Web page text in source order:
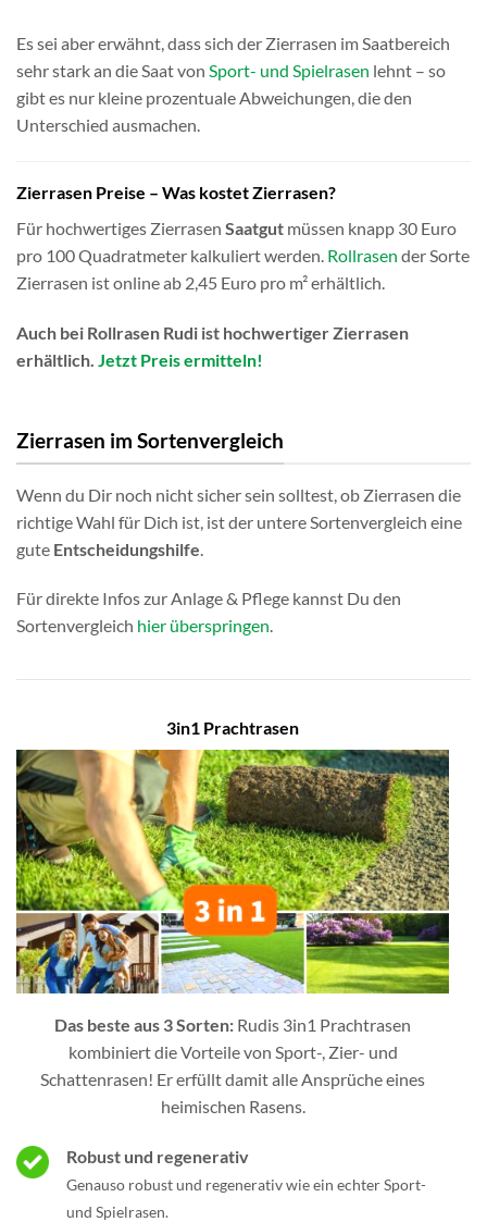
Es sei aber erwähnt, dass sich der Zierrasen im Saatbereich
sehr stark an die Saat von Sport- und Spielrasen lehnt – so
gibt es nur kleine prozentuale Abweichungen, die den
Unterschied ausmachen.
Zierrasen Preise – Was kostet Zierrasen?
Für hochwertiges Zierrasen Saatgut müssen knapp 30 Euro
pro 100 Quadratmeter kalkuliert werden. Rollrasen der Sorte
Zierrasen ist online ab 2,45 Euro pro m² erhältlich.
Auch bei Rollrasen Rudi ist hochwertiger Zierrasen
erhältlich. Jetzt Preis ermitteln!
Zierrasen im Sortenvergleich
Wenn du Dir noch nicht sicher sein solltest, ob Zierrasen die
richtige Wahl für Dich ist, ist der untere Sortenvergleich eine
gute Entscheidungshilfe
Für direkte Infos zur Anlage & Pflege kannst Du den
Sortenvergleich hier überspringen.
3in1 Prachtrasen
Das beste aus 3 Sorten: Rudis 3in1 Prachtrasen
kombiniert die Vorteile von Sport-, Zier- und
Schattenrasen! Er erfüllt damit alle Ansprüche eines
heimischen Rasens.
Robust und regenerativ
Genauso robust und regenerativ wie ein echter Sport-
und Spielrasen.